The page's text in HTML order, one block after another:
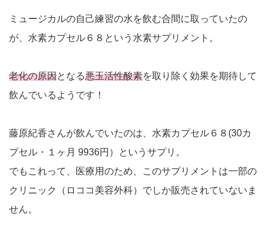
ミュージカルの自己練習の水を飲む合間に取っていたの
が、水素カプセル６８という水素サプリメント。
老化の原因となる悪玉活性酸素を取り除く効果を期待して
飲んでいるようです！
藤原紀香さんが飲んでいたのは、水素カプセル６８(30カ
プセル・１ヶ月 9936円）というサプリ。
でもこれって、医療用のため、このサプリメントは一部の
クリニック（ロココ美容外科）でしか販売されていないま
せん。